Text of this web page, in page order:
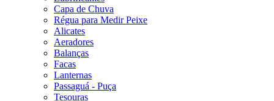
Capa de Chuva
Régua para Medir Peixe
Alicates
Aeradores
Balanças
Facas
Lanternas
Passaguá - Puça
Tesouras